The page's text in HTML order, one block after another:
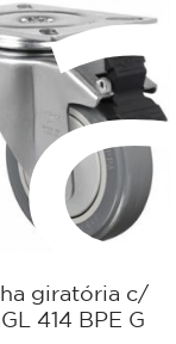
giratória c/
414 BPE G